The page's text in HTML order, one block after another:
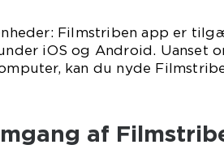
Filmstriben app er
iOS og Android. Uanset
kan du nyde
af